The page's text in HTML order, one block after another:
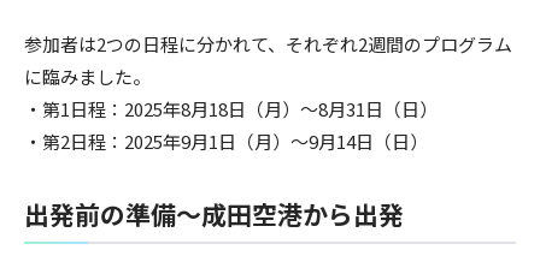
参加者は2つの日程に分かれて、それぞれ2週間のプログラム
に臨みました。
・第1日程：2025年8月18日（月）〜8月31日（日）
・第2日程：2025年9月1日（月）〜9月14日（日）
出発前の準備〜成田空港から出発